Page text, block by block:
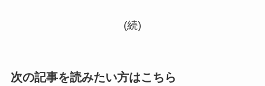
(続)
次の記事を読みたい方はこちら